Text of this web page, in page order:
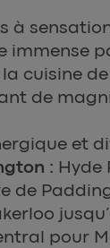
à
immense
cuisine
de
et
: Hyde
de
pour